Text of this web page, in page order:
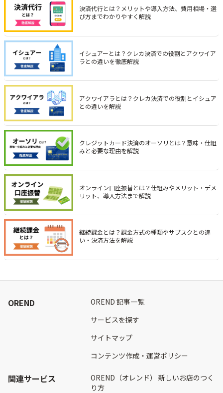
決済代行とは？メリットや導入方法、費用相場・選
び方までわかりやすく解説
イシュアーとは？クレカ決済での役割とアクワイア
ラとの違いを徹底解説
アクワイアラとは？クレカ決済での役割とイシュア
との違いを解説
クレジットカード決済のオーソリとは？意味・仕組
みと必要な理由を解説
オンライン口座振替とは？仕組みやメリット・デメ
リット、導入方法まで解説
継続課金とは？課金方式の種類やサブスクとの違
い・決済方法を解説
OREND
OREND 記事一覧
サービスを探す
サイトマップ
コンテンツ作成・運営ポリシー
関連サービス
OREND（オレンド） 新しいお店のつく
り方